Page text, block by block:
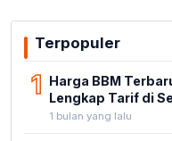
Terpopuler
1 Harga BBM
Lengkap Tarif di
1 bulan yang lalu